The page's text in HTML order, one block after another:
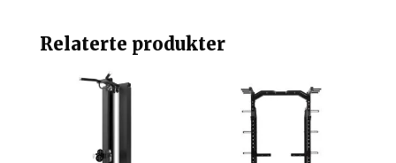
Relaterte produkter